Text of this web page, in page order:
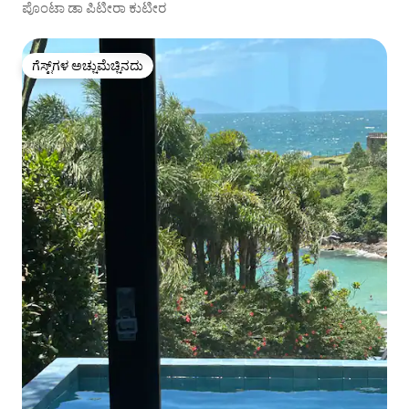
ಪೊಂಟಾ ಡಾ ಪಿಟೀರಾ ಕುಟೀರ
ಗೆಸ್ಟ್‌ಗಳ ಅಚ್ಚುಮೆಚ್ಚಿನದು
ಗೆಸ್ಟ್‌ಗಳ ಅಚ್ಚುಮೆಚ್ಚಿನದು